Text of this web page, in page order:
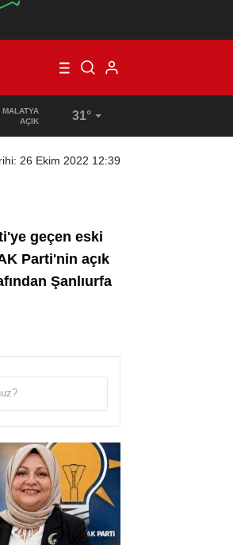
VE ALMANYA’DA, MAAŞ VE ÜCRET
MALATYA
AÇIK
31°
26 Ekim 2022 12:39
geçen eski
Parti'nin açık
Şanlıurfa